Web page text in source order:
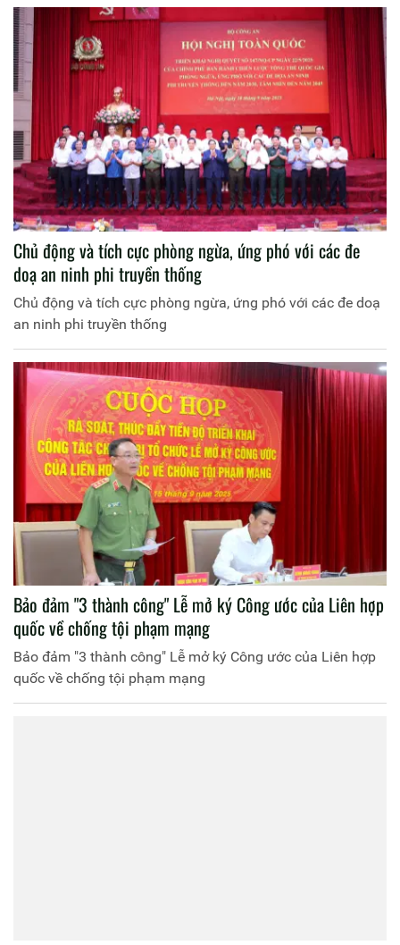
Chủ động và tích cực phòng ngừa, ứng phó với các đe
doạ an ninh phi truyền thống
Chủ động và tích cực phòng ngừa, ứng phó với các đe doạ
an ninh phi truyền thống
Bảo đảm "3 thành công" Lễ mở ký Công ước của Liên hợp
quốc về chống tội phạm mạng
Bảo đảm "3 thành công" Lễ mở ký Công ước của Liên hợp
quốc về chống tội phạm mạng